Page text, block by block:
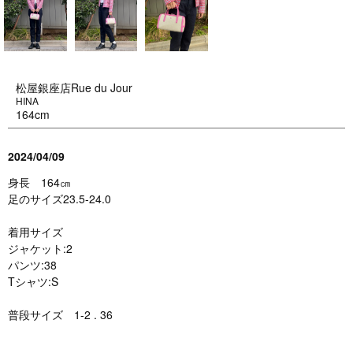
松屋銀座店Rue du Jour
HINA
164cm
2024/04/09
身長 164㎝
足のサイズ23.5-24.0
着用サイズ
ジャケット:2
パンツ:38
Tシャツ:S
普段サイズ 1-2 . 36